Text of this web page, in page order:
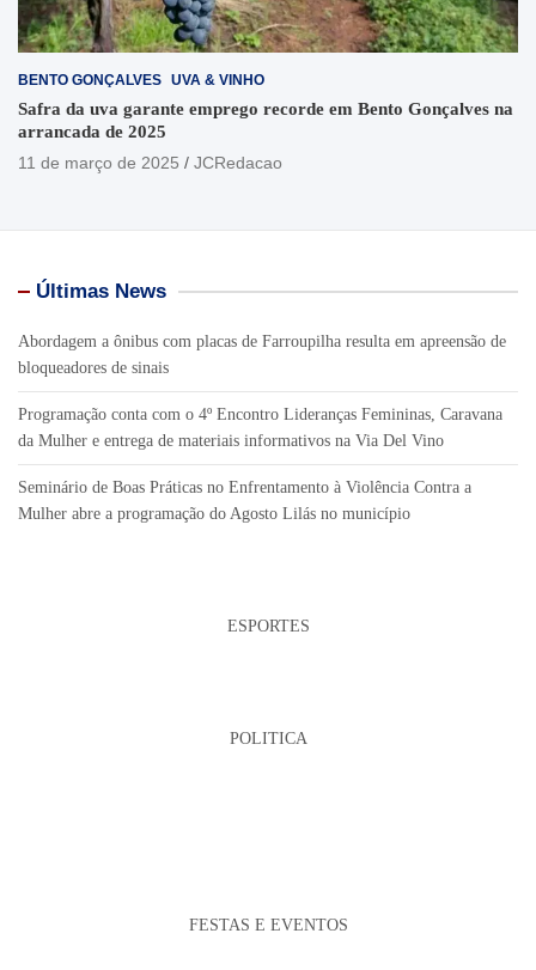
BENTO GONÇALVES UVA & VINHO
Safra da uva garante emprego recorde em Bento Gonçalves na
arrancada de 2025
11 de março de 2025
JCRedacao
Últimas News
Abordagem a ônibus com placas de Farroupilha resulta em apreensão de
bloqueadores de sinais
Programação conta com o 4º Encontro Lideranças Femininas, Caravana
da Mulher e entrega de materiais informativos na Via Del Vino
Seminário de Boas Práticas no Enfrentamento à Violência Contra a
Mulher abre a programação do Agosto Lilás no município
ESPORTES
POLITICA
FESTAS E EVENTOS